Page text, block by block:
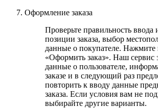
Оформление заказа
Проверьте правильность
позиции заказа, выбор
данные о покупателе. Нажмите
«Оформить заказ». Наш сервис
данные о пользователе,
заказе и в следующий раз
повторить к вводу данные
заказа. Если условия вам не
выбирайте другие варианты.